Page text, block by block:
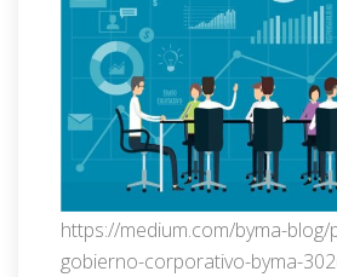
https://medium.com/byma-blog/
gobierno-corporativo-byma-